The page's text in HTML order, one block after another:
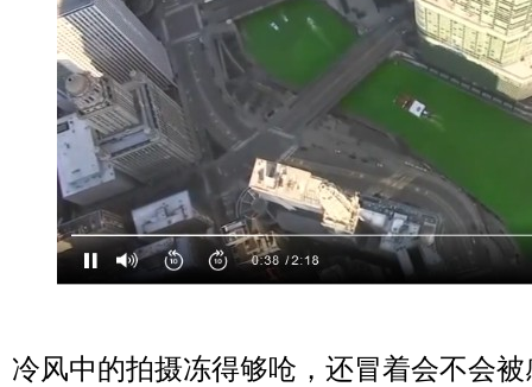
冷风中的拍摄冻得够呛，还冒着会不会